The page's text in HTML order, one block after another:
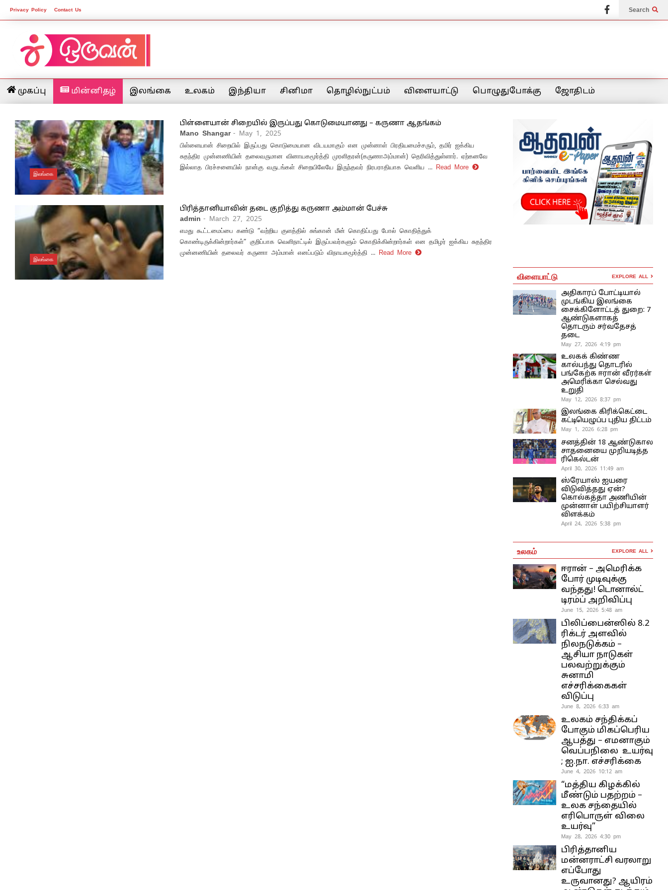
Privacy Policy Contact Us Search
முகப்பு மின்னிதழ் இலங்கை உலகம் இந்தியா சினிமா தொழில்நுட்பம் விளையாட்டு பொழுதுபோக்கு ஜோதிடம்
இலங்கை
பிள்ளையான் சிறையில் இருப்பது கொடுமையானது – கருணா ஆதங்கம்
Mano Shangar - May 1, 2025
பிள்ளையான் சிறையில் இருப்பது கொடுமையான விடயமாகும் என முன்னாள் பிரதியமைச்சரும், தமிர் ஐக்கிய
சுதந்திர முன்னணியின் தலைவருமான வினாயகமூர்த்தி முரளிதரன்(கருணாஅம்மான்) தெரிவித்துள்ளார். ஏற்கனவே
இல்லாத பிரச்சனையில் நான்கு வருடங்கள் சிறையிலேயே இருந்தவர் நிரபராதியாக வெளிய ... Read More
இலங்கை
பிரித்தானியாவின் தடை குறித்து கருணா அம்மான் பேச்சு
admin - March 27, 2025
எமது கூட்டமைப்பை கண்டு “வற்றிய குளத்தில் சுங்கான் மீன் கொதிப்பது போல் கொதித்துக்
கொண்டிருக்கின்றார்கள்” குறிப்பாக வெளிநாட்டில் இருப்பவர்களும் கொதிக்கின்றார்கள் என தமிழர் ஐக்கிய சுதந்திர
முன்னணியின் தலைவர் கருணா அம்மான் எனப்படும் விநாயகமூர்த்தி ... Read More
விளையாட்டு EXPLORE ALL
அதிகாரப் போட்டியால்
முடங்கிய இலங்கை
சைக்கிளோட்டத் துறை: 7
ஆண்டுகளாகத்
தொடரும் சர்வதேசத்
தடை
May 27, 2026 4:19 pm
உலகக் கிண்ண
கால்பந்து தொடரில்
பங்கேற்க ஈரான் வீரர்கள்
அமெரிக்கா செல்வது
உறுதி
May 12, 2026 8:37 pm
இலங்கை கிரிக்கெட்டை
கட்டியெழுப்ப புதிய திட்டம்
May 1, 2026 6:28 pm
சனத்தின் 18 ஆண்டுகால
சாதனையை முறியடித்த
ரிகெல்டன்
April 30, 2026 11:49 am
ஸ்ரேயாஸ் ஐயரை
விடுவித்தது ஏன்?
கொல்கத்தா அணியின்
முன்னாள் பயிற்சியாளர்
விளக்கம்
April 24, 2026 5:38 pm
உலகம் EXPLORE ALL
ஈரான் – அமெரிக்க
போர் முடிவுக்கு
வந்தது! டொனால்ட்
டிரம்ப் அறிவிப்பு
June 15, 2026 5:48 am
பிலிப்பைன்ஸில் 8.2
ரிக்டர் அளவில்
நிலநடுக்கம் –
ஆசியா நாடுகள்
பலவற்றுக்கும்
சுனாமி
எச்சரிக்கைகள்
விடுப்பு
June 8, 2026 6:33 am
உலகம் சந்திக்கப்
போகும் மிகப்பெரிய
ஆபத்து – எமனாகும்
வெப்பநிலை உயர்வு
; ஐ.நா. எச்சரிக்கை
June 4, 2026 10:12 am
“மத்திய கிழக்கில்
மீண்டும் பதற்றம் –
உலக சந்தையில்
எரிபொருள் விலை
உயர்வு”
May 28, 2026 4:30 pm
பிரித்தானிய
மன்னராட்சி வரலாறு
எப்போது
உருவானது? ஆயிரம்